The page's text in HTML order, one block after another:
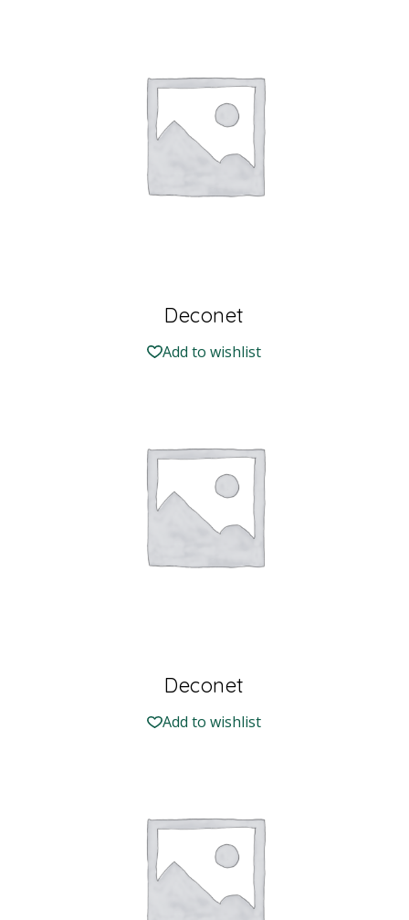
Deconet
Add to wishlist
Deconet
Add to wishlist